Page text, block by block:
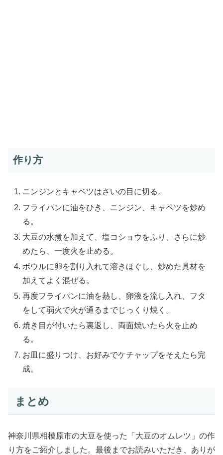
作り方
ニンジンとキャベツはさいの目に切る。
フライパンに油をひき、ニンジン、キャベツを炒め
る。
大豆の水煮を加えて、塩コショウをふり、さらに炒
めたら、一度火を止める。
ボウルに卵を割り入れて溶きほぐし、炒めた具材を
加えてよく混ぜる。
再度フライパンに油を熱し、卵液を流し入れ、フタ
をして弱火で火が通るまでじっくり焼く。
焼き目が付いたら裏返し、両面焼いたら火を止め
る。
お皿に盛りつけ、お好みでケチャップをそえたら完
成。
まとめ
神奈川県相模原市の大豆を使った「大豆のオムレツ」の作
り方をご紹介しました。最後までお読みいただき、ありが